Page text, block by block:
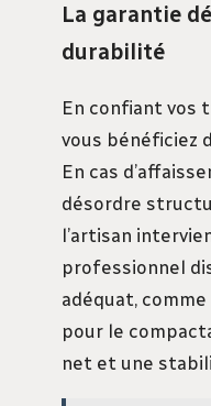
La garantie
durabilité
En confiant vos
vous bénéficiez
En cas
désordre
l’artisan
professionnel
adéquat,
pour le
net et une